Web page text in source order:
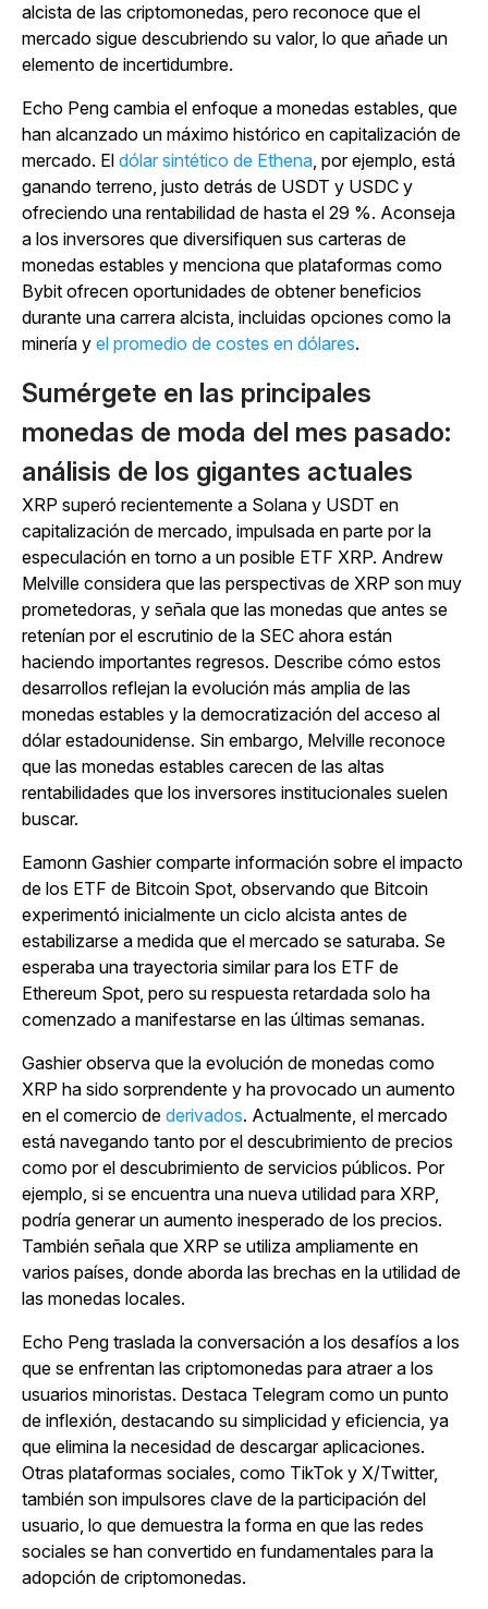
alcista de las criptomonedas, pero reconoce que el
mercado sigue descubriendo su valor, lo que añade un
elemento de incertidumbre.
Echo Peng cambia el enfoque a monedas estables, que
han alcanzado un máximo histórico en capitalización de
mercado. El dólar sintético de Ethena, por ejemplo, está
ganando terreno, justo detrás de USDT y USDC y
ofreciendo una rentabilidad de hasta el 29 %. Aconseja
a los inversores que diversifiquen sus carteras de
monedas estables y menciona que plataformas como
Bybit ofrecen oportunidades de obtener beneficios
durante una carrera alcista, incluidas opciones como la
minería y el promedio de costes en dólares.
Sumérgete en las principales
monedas de moda del mes pasado:
análisis de los gigantes actuales
XRP superó recientemente a Solana y USDT en
capitalización de mercado, impulsada en parte por la
especulación en torno a un posible ETF XRP. Andrew
Melville considera que las perspectivas de XRP son muy
prometedoras, y señala que las monedas que antes se
retenían por el escrutinio de la SEC ahora están
haciendo importantes regresos. Describe cómo estos
desarrollos reflejan la evolución más amplia de las
monedas estables y la democratización del acceso al
dólar estadounidense. Sin embargo, Melville reconoce
que las monedas estables carecen de las altas
rentabilidades que los inversores institucionales suelen
buscar.
Eamonn Gashier comparte información sobre el impacto
de los ETF de Bitcoin Spot, observando que Bitcoin
experimentó inicialmente un ciclo alcista antes de
estabilizarse a medida que el mercado se saturaba. Se
esperaba una trayectoria similar para los ETF de
Ethereum Spot, pero su respuesta retardada solo ha
comenzado a manifestarse en las últimas semanas.
Gashier observa que la evolución de monedas como
XRP ha sido sorprendente y ha provocado un aumento
en el comercio de derivados. Actualmente, el mercado
está navegando tanto por el descubrimiento de precios
como por el descubrimiento de servicios públicos. Por
ejemplo, si se encuentra una nueva utilidad para XRP,
podría generar un aumento inesperado de los precios.
También señala que XRP se utiliza ampliamente en
varios países, donde aborda las brechas en la utilidad de
las monedas locales.
Echo Peng traslada la conversación a los desafíos a los
que se enfrentan las criptomonedas para atraer a los
usuarios minoristas. Destaca Telegram como un punto
de inflexión, destacando su simplicidad y eficiencia, ya
que elimina la necesidad de descargar aplicaciones.
Otras plataformas sociales, como TikTok y X/Twitter,
también son impulsores clave de la participación del
usuario, lo que demuestra la forma en que las redes
sociales se han convertido en fundamentales para la
adopción de criptomonedas.